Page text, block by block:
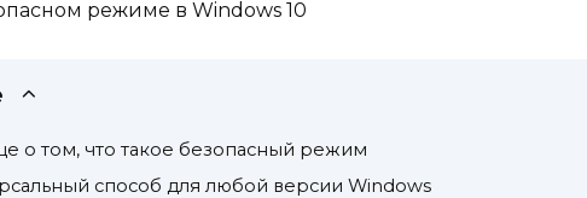
о том, что такое безопасный режим
способ для любой версии Windows